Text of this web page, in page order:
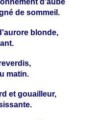
d'aube
de sommeil.
blonde,
matin.
et gouailleur,